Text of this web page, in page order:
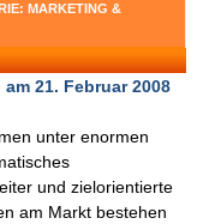
MARKETING &
21. Februar 2008
unter enormen
und zielorientierte
am Markt bestehen